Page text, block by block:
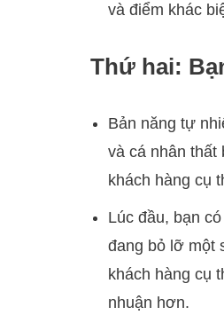
và điểm khác
Thứ hai:
Bản năng tự
và cá nhân thất
khách hàng cụ
Lúc đầu, bạn
đang bỏ lỡ một
khách hàng cụ
nhuận hơn.